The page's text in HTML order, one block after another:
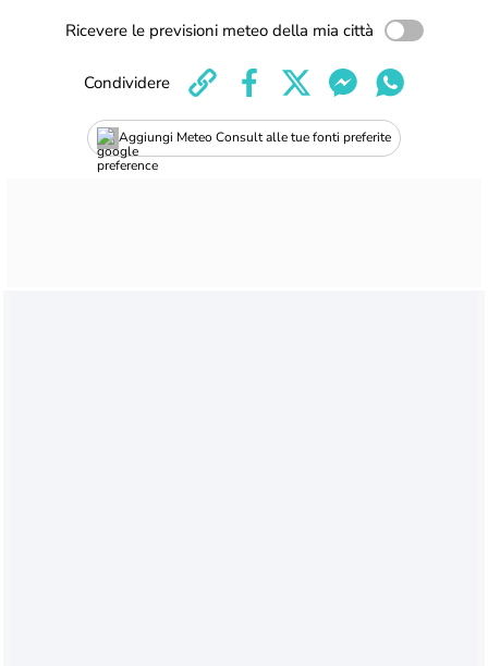
Ricevere le previsioni meteo della mia città
Aggiungi Meteo Consult alle tue fonti preferite
Condividere